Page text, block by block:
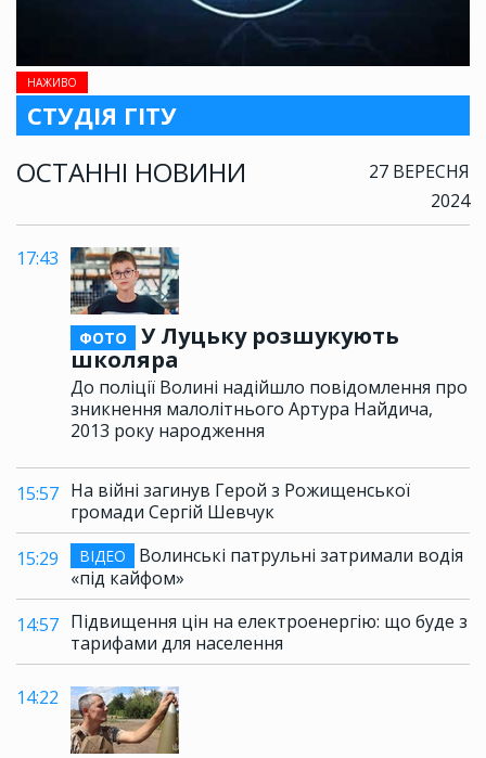
НАЖИВО
СТУДІЯ ГІТУ
ОСТАННІ НОВИНИ
27 ВЕРЕСНЯ
2024
17:43
ФОТО
У Луцьку розшукують
школяра
До поліції Волині надійшло повідомлення про
зникнення малолітнього Артура Найдича,
2013 року народження
15:57 На війні загинув Герой з Рожищенської
громади Сергій Шевчук
15:29
ВІДЕО
Волинські патрульні затримали водія
«під кайфом»
14:57 Підвищення цін на електроенергію: що буде з
тарифами для населення
14:22